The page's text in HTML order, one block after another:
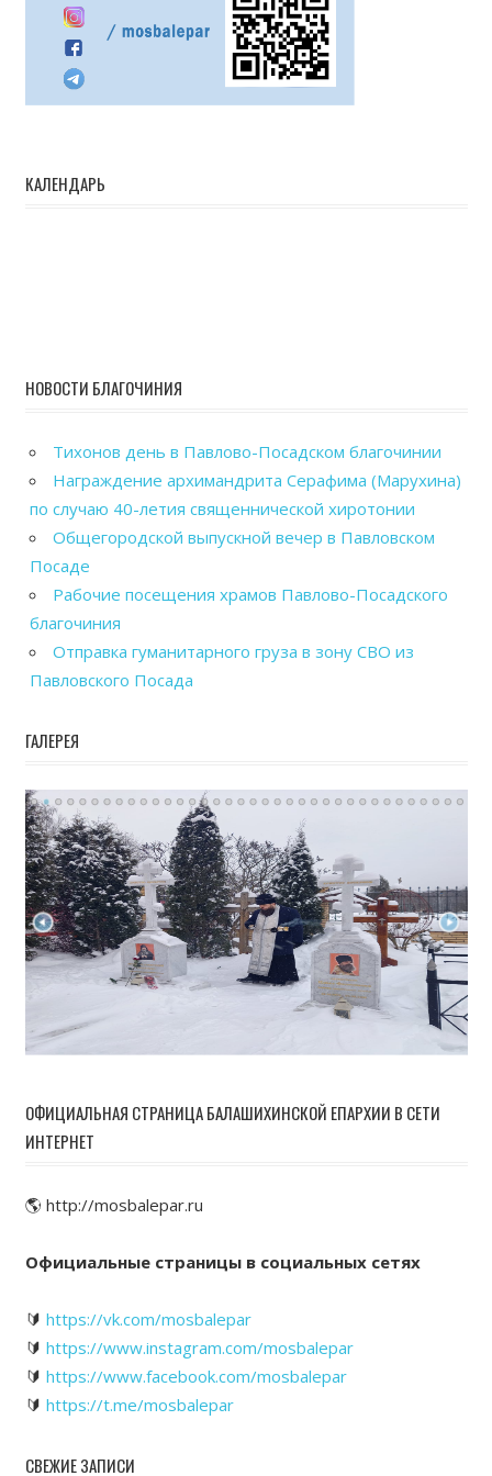
КАЛЕНДАРЬ
НОВОСТИ БЛАГОЧИНИЯ
Тихонов день в Павлово-Посадском благочинии
Награждение архимандрита Серафима (Марухина)
по случаю 40-летия священнической хиротонии
Общегородской выпускной вечер в Павловском
Посаде
Рабочие посещения храмов Павлово-Посадского
благочиния
Отправка гуманитарного груза в зону СВО из
Павловского Посада
ГАЛЕРЕЯ
ОФИЦИАЛЬНАЯ СТРАНИЦА БАЛАШИХИНСКОЙ ЕПАРХИИ В СЕТИ
ИНТЕРНЕТ
🌎 http://mosbalepar.ru
Официальные страницы в социальных сетях
🔰 https://vk.com/mosbalepar
🔰 https://www.instagram.com/mosbalepar
🔰 https://www.facebook.com/mosbalepar
🔰 https://t.me/mosbalepar
СВЕЖИЕ ЗАПИСИ